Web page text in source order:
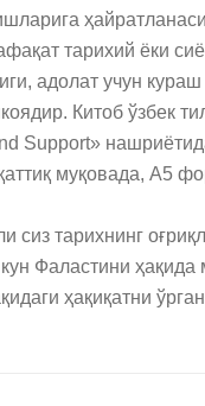
тарихий ёки
адолат учун
Китоб ўзбек
Support»
муқовада, A5
сиз тарихнинг
Фаластини
ҳақиқатни